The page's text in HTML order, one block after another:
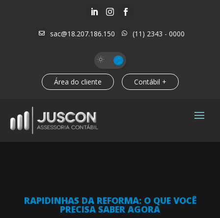
  
 sac@18.207.186.150  (11) 2343 - 0000
Área do cliente Contábil +
RAPIDINHAS DA REFORMA: O QUE VOCÊ
PRECISA SABER AGORA